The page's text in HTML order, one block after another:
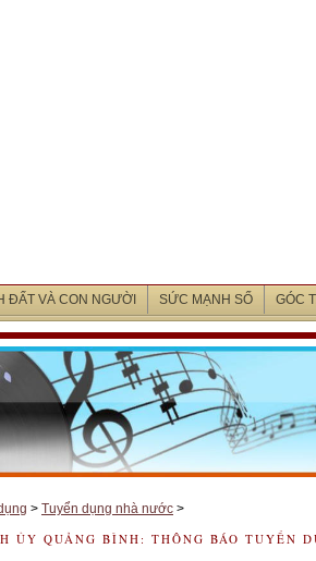
ĐẤT VÀ CON NGƯỜI SỨC MẠNH SỐ GÓC
> Tuyển dụng nhà nước >
ỦY QUẢNG BÌNH: THÔNG BÁO TUYỂN